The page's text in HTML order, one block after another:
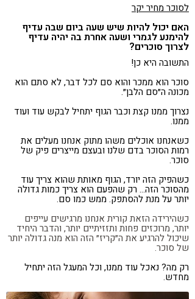
לסוכר מחיר יקר
האם יכול להיות שיש שעה ביום שבה עדיף
להימנע לגמרי ושעה אחרת בה יהיה עדיף
לצרוך סוכרים?
התשובה היא כן!
סוכר הוא ממכר והוא סם לכל דבר, לא סתם הוא
מכונה ה״סם הלבן״.
נצרוך ממנו קצת וכבר הגוף יתחיל לבקש עוד ועוד
ממנו.
כשאנחנו אוכלים משהו מתוק אנחנו מעלים את
רמות הסוכר בדם שלנו ובעצם מייצרים פיק של
סוכר.
כשהפיק הזה יורד, הגוף מאותת שהוא צריך עוד
מהסוכר הזה… רק שהפעם הוא צריך כמות גדולה
יותר על מנת להסתפק. ממש כמו סם.
כשהירידה הזאת קורית אנחנו מרגישים עייפים
יותר, מרוכזים פחות ותזזיתיים יותר, והדבר היחיד
שיכול להרגיע את ה״קריז״ הזה הוא מנה גדולה יותר
של סוכר.
רק מה? נאכל עוד ממנו, וכל המעגל הזה יתחיל
מחדש.